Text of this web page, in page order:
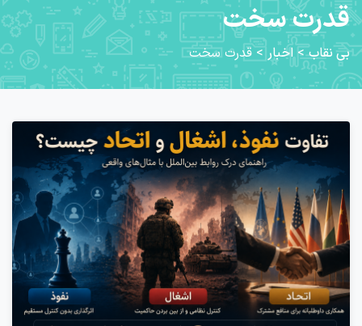
قدرت سخت
بی نقاب>اخبار>قدرت سخت